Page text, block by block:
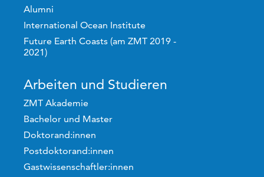
Alumni
International Ocean Institute
Future Earth Coasts (am ZMT 2019 -
2021)
Arbeiten und Studieren
ZMT Akademie
Bachelor und Master
Doktorand:innen
Postdoktorand:innen
Gastwissenschaftler:innen